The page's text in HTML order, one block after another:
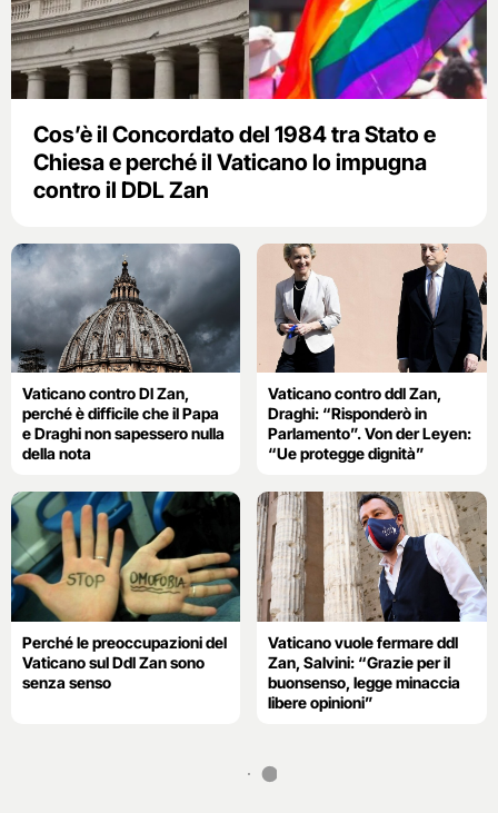
Cos’è il Concordato del 1984 tra Stato e
Chiesa e perché il Vaticano lo impugna
contro il DDL Zan
Vaticano contro Dl Zan,
perché è difficile che il Papa
e Draghi non sapessero nulla
della nota
Vaticano contro ddl Zan,
Draghi: “Risponderò in
Parlamento”. Von der Leyen:
“Ue protegge dignità”
Perché le preoccupazioni del
Vaticano sul Ddl Zan sono
senza senso
Vaticano vuole fermare ddl
Zan, Salvini: “Grazie per il
buonsenso, legge minaccia
libere opinioni”